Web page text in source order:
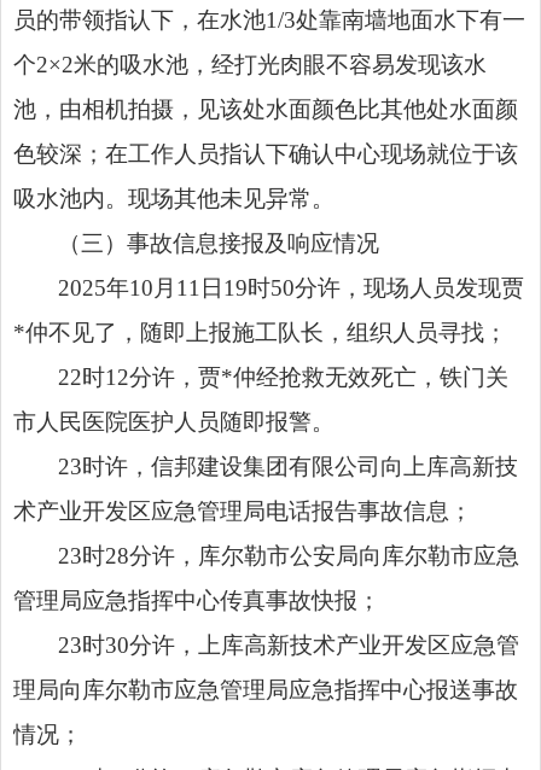
员的带领指认下，在水池1/3处靠南墙地面水下有一
个2×2米的吸水池，经打光肉眼不容易发现该水
池，由相机拍摄，见该处水面颜色比其他处水面颜
色较深；在工作人员指认下确认中心现场就位于该
吸水池内。现场其他未见异常。
（三）事故信息接报及响应情况
2025年10月11日19时50分许，现场人员发现贾
*仲不见了，随即上报施工队长，组织人员寻找；
22时12分许，贾*仲经抢救无效死亡，铁门关
市人民医院医护人员随即报警。
23时许，信邦建设集团有限公司向上库高新技
术产业开发区应急管理局电话报告事故信息；
23时28分许，库尔勒市公安局向库尔勒市应急
管理局应急指挥中心传真事故快报；
23时30分许，上库高新技术产业开发区应急管
理局向库尔勒市应急管理局应急指挥中心报送事故
情况；